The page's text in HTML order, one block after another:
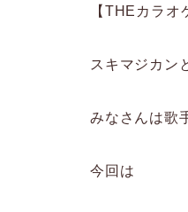
【THEカラ
スキマジカン
みなさんは歌
今回は